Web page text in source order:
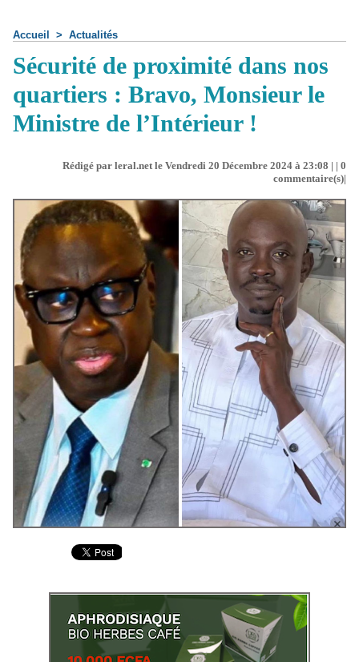
Accueil > Actualités
Sécurité de proximité dans nos
quartiers : Bravo, Monsieur le
Ministre de l’Intérieur !
Rédigé par leral.net le Vendredi 20 Décembre 2024 à 23:08 | | 0
commentaire(s)|